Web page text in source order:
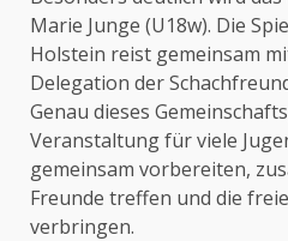
Marie Junge (U18w). Die
Holstein reist gemeinsam
Delegation der
Genau dieses
Veranstaltung für viele
gemeinsam vorbereiten,
Freunde treffen und die
verbringen.